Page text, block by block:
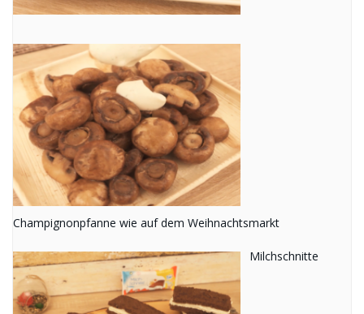
Champignonpfanne wie auf dem Weihnachtsmarkt
Milchschnitte